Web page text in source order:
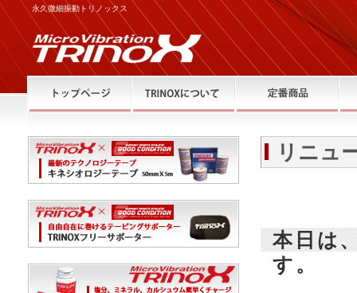
永久微細振動トリノックス
リニュ
本日は
す。